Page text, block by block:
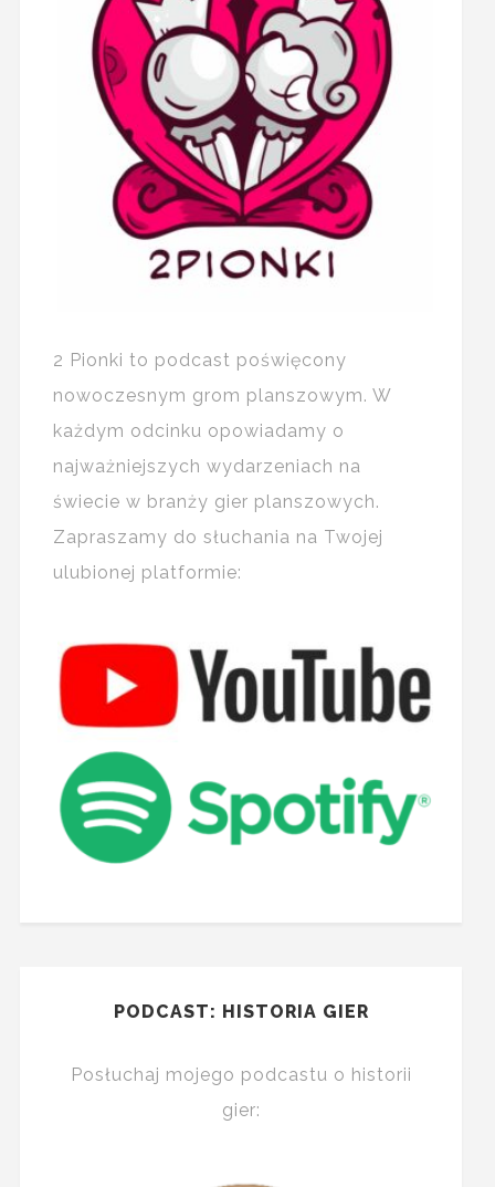
2 Pionki to podcast poświęcony
nowoczesnym grom planszowym. W
każdym odcinku opowiadamy o
najważniejszych wydarzeniach na
świecie w branży gier planszowych.
Zapraszamy do słuchania na Twojej
ulubionej platformie:
PODCAST: HISTORIA GIER
Posłuchaj mojego podcastu o historii
gier: